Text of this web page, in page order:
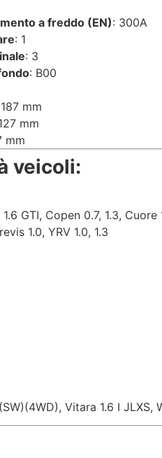
a freddo (EN): 300A
: 1
: 3
: B00
mm
mm
mm
veicoli:
1.6 GTI, Copen 0.7, 1.3,
1.0, YRV 1.0, 1.3
Vitara 1.6 I JLXS,